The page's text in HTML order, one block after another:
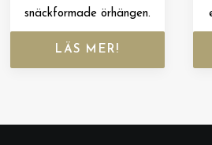
snäckformade örhängen.
LÄS MER!